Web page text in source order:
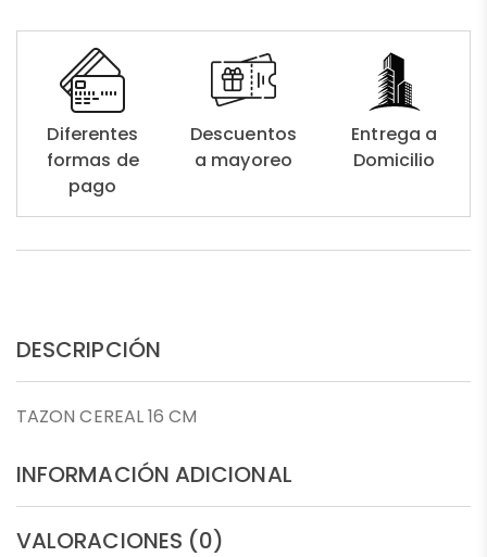
Diferentes
formas de
pago
Descuentos
a mayoreo
Entrega a
Domicilio
DESCRIPCIÓN
TAZON CEREAL 16 CM
INFORMACIÓN ADICIONAL
VALORACIONES (0)